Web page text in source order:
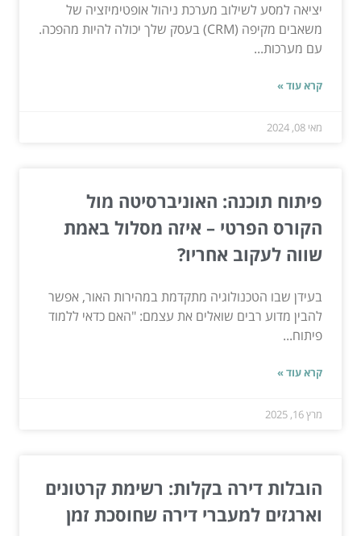
יציאה למסע לשילוב מערכת ניהול אופטימיזציה של
משאבים מקיפה (CRM) בעסק שלך יכולה להיות מהפכה.
עם מערכות...
קרא עוד »
מאי 08, 2024
פיתוח תוכנה: האוניברסיטה מול
הקורס הפרטי – איזה מסלול באמת
שווה לעקוב אחריו?
בעידן שבו הטכנולוגיה מתקדמת במהירות האור, אפשר
להבין מדוע רבים שואלים את עצמם: "האם כדאי ללמוד
פיתוח...
קרא עוד »
מרץ 16, 2025
הובלות דירה בקלות: רשימת קרטונים
וארגזים למעברי דירה שחוסכת זמן